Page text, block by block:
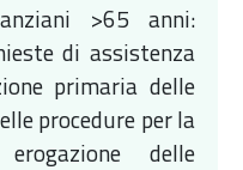
>65 anni:
di assistenza
primaria delle
procedure per la
delle